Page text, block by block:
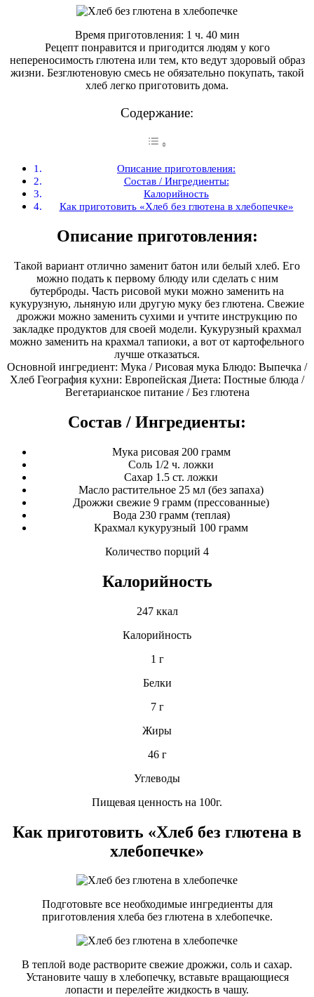
Время приготовления: 1 ч. 40 мин
Рецепт понравится и пригодится людям у кого
непереносимость глютена или тем, кто ведут здоровый образ
жизни. Безглютеновую смесь не обязательно покупать, такой
хлеб легко приготовить дома.
Содержание:
Описание приготовления:
Состав / Ингредиенты:
Калорийность
Как приготовить «Хлеб без глютена в хлебопечке»
Описание приготовления:
Такой вариант отлично заменит батон или белый хлеб. Его
можно подать к первому блюду или сделать с ним
бутерброды. Часть рисовой муки можно заменить на
кукурузную, льняную или другую муку без глютена. Свежие
дрожжи можно заменить сухими и учтите инструкцию по
закладке продуктов для своей модели. Кукурузный крахмал
можно заменить на крахмал тапиоки, а вот от картофельного
лучше отказаться.
Основной ингредиент: Мука / Рисовая мука Блюдо: Выпечка /
Хлеб География кухни: Европейская Диета: Постные блюда /
Вегетарианское питание / Без глютена
Состав / Ингредиенты:
Мука рисовая 200 грамм
Соль 1/2 ч. ложки
Сахар 1.5 ст. ложки
Масло растительное 25 мл (без запаха)
Дрожжи свежие 9 грамм (прессованные)
Вода 230 грамм (теплая)
Крахмал кукурузный 100 грамм
Количество порций 4
Калорийность
247 ккал
Калорийность
1 г
Белки
7 г
Жиры
46 г
Углеводы
Пищевая ценность на 100г.
Как приготовить «Хлеб без глютена в
хлебопечке»
Подготовьте все необходимые ингредиенты для
приготовления хлеба без глютена в хлебопечке.
В теплой воде растворите свежие дрожжи, соль и сахар.
Установите чашу в хлебопечку, вставьте вращающиеся
лопасти и перелейте жидкость в чашу.